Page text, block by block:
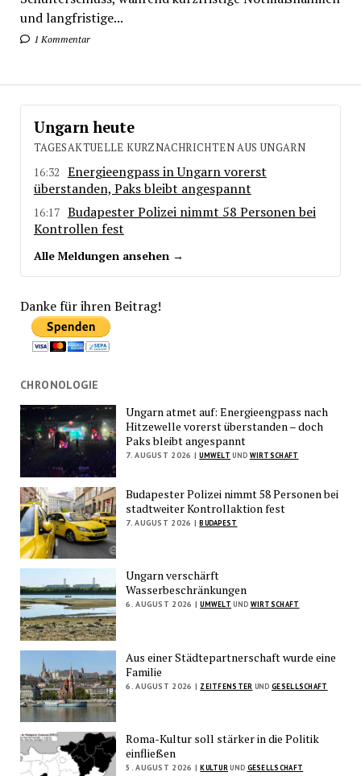
und langfristige...
1 Kommentar
Ungarn heute
TAGESAKTUELLE KURZNACHRICHTEN AUS UNGARN
16:32
Energieengpass in Ungarn vorerst
überstanden, Paks bleibt angespannt
16:17 Budapester Polizei nimmt 58 Personen bei
Kontrollen fest
Alle Meldungen ansehen →
Danke für ihren Beitrag!
CHRONOLOGIE
Ungarn atmet auf: Energieengpass nach
Hitzewelle vorerst überstanden – doch
Paks bleibt angespannt
7. AUGUST 2026 | UMWELT UND WIRTSCHAFT
Budapester Polizei nimmt 58 Personen bei
stadtweiter Kontrollaktion fest
7. AUGUST 2026 | BUDAPEST
Ungarn verschärft
Wasserbeschränkungen
6. AUGUST 2026 | UMWELT UND WIRTSCHAFT
Aus einer Städtepartnerschaft wurde eine
Familie
6. AUGUST 2026 | ZEITFENSTER UNDGESELLSCHAFT
Roma-Kultur soll stärker in die Politik
einfließen
5. AUGUST 2026 | KULTURUND GESELLSCHAFT